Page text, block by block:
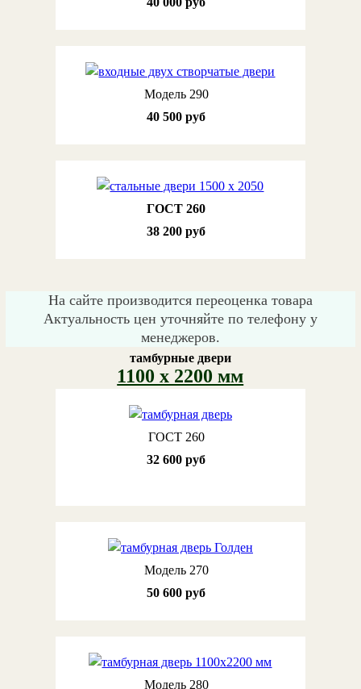
Модель 290
40 500 руб
ГОСТ 260
38 200 руб
На сайте производится переоценка товара
Актуальность цен уточняйте по телефону у
менеджеров.
тамбурные двери
1100 х 2200 мм
ГОСТ 260
32 600 руб
Модель 270
50 600 руб
Модель 280